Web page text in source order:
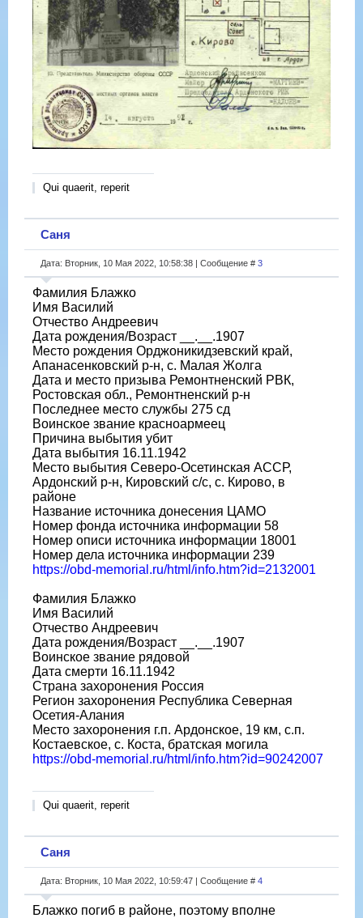
Qui quaerit, reperit
Саня
Дата: Вторник, 10 Мая 2022, 10:58:38 | Сообщение # 3
Фамилия Блажко
Имя Василий
Отчество Андреевич
Дата рождения/Возраст __.__.1907
Место рождения Орджоникидзевский край,
Апанасенковский р-н, с. Малая Жолга
Дата и место призыва Ремонтненский РВК,
Ростовская обл., Ремонтненский р-н
Последнее место службы 275 сд
Воинское звание красноармеец
Причина выбытия убит
Дата выбытия 16.11.1942
Место выбытия Северо-Осетинская АССР,
Ардонский р-н, Кировский с/с, с. Кирово, в
районе
Название источника донесения ЦАМО
Номер фонда источника информации 58
Номер описи источника информации 18001
Номер дела источника информации 239
https://obd-memorial.ru/html/info.htm?id=2132001
Фамилия Блажко
Имя Василий
Отчество Андреевич
Дата рождения/Возраст __.__.1907
Воинское звание рядовой
Дата смерти 16.11.1942
Страна захоронения Россия
Регион захоронения Республика Северная
Осетия-Алания
Место захоронения г.п. Ардонское, 19 км, с.п.
Костаевское, с. Коста, братская могила
https://obd-memorial.ru/html/info.htm?id=90242007
Qui quaerit, reperit
Саня
Дата: Вторник, 10 Мая 2022, 10:59:47 | Сообщение # 4
Блажко погиб в районе, поэтому вполне